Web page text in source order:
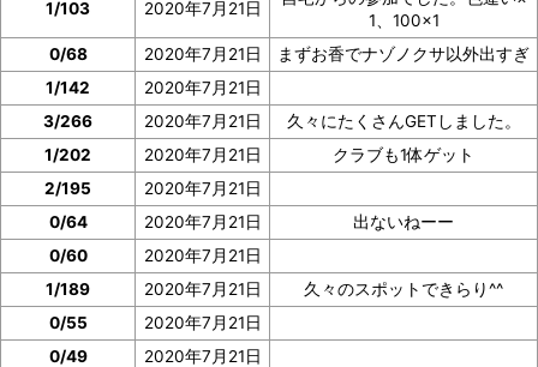
1/103 2020年7月21日
1、100×1
0/68
2020年7月21日
まずお香でナゾノクサ以外出すぎ
1/142
2020年7月21日
3/266
2020年7月21日
久々にたくさんGETしました。
1/202
2020年7月21日
クラブも1体ゲット
2/195
2020年7月21日
0/64
2020年7月21日
出ないねーー
0/60
2020年7月21日
1/189
2020年7月21日
久々のスポットできらり^^
0/55
2020年7月21日
0/49
2020年7月21日